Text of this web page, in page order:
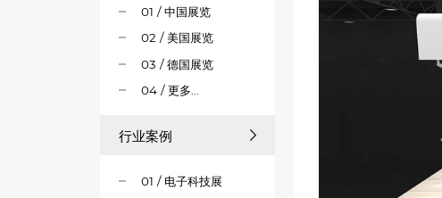
01 / 中国展览
02 / 美国展览
03 / 德国展览
04 / 更多...
行业案例
01 / 电子科技展